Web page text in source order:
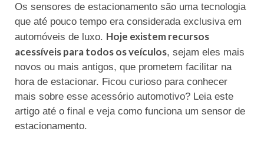
Os sensores de estacionamento são uma tecnologia
que até pouco tempo era considerada exclusiva em
automóveis de luxo. Hoje existem recursos
acessíveis para todos os veículos, sejam eles mais
novos ou mais antigos, que prometem facilitar na
hora de estacionar. Ficou curioso para conhecer
mais sobre esse acessório automotivo? Leia este
artigo até o final e veja como funciona um sensor de
estacionamento.